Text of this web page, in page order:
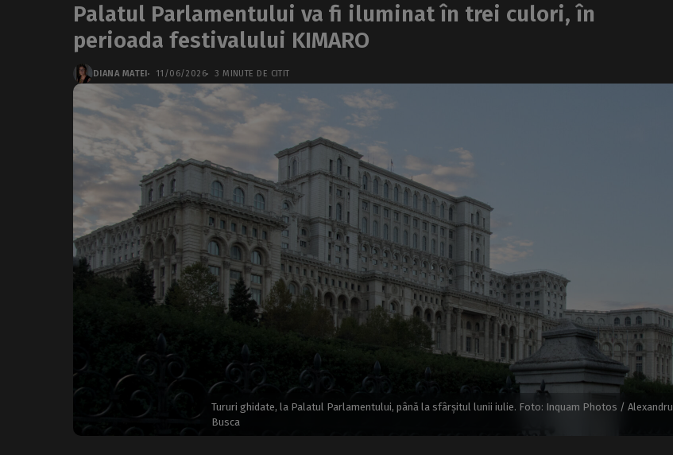
Palatul Parlamentului va fi iluminat în trei culori, în
perioada festivalului KIMARO
DIANA MATEI 11/06/2026 3 MINUTE DE CITIT
Tururi ghidate, la Palatul Parlamentului, până la sfârșitul lunii iulie. Foto: Inquam Photos / Alexandru
Busca